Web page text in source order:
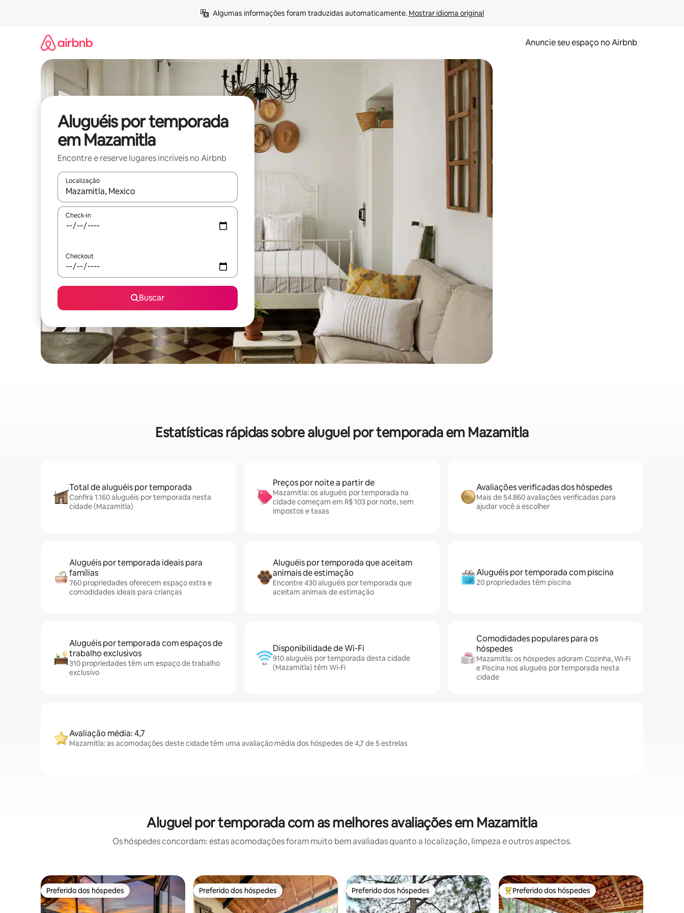
Algumas informações foram traduzidas automaticamente. Mostrar idioma original
Anuncie seu espaço no Airbnb
Aluguéis por temporada
em Mazamitla
Encontre e reserve lugares incríveis no Airbnb
Localização
Quando os resultados estiverem disponíveis, explore-os usando as seta para cima e para baixo do teclado ou tocando e deslizando o dedo na tela.
Check-in
Checkout
Buscar
Estatísticas rápidas sobre aluguel por temporada em Mazamitla
Total de aluguéis por temporada
Confira 1.160 aluguéis por temporada nesta
cidade (Mazamitla)
Preços por noite a partir de
Mazamitla: os aluguéis por temporada na
cidade começam em R$ 103 por noite, sem
impostos e taxas
Avaliações verificadas dos hóspedes
Mais de 54.860 avaliações verificadas para
ajudar você a escolher
Aluguéis por temporada ideais para
famílias
760 propriedades oferecem espaço extra e
comodidades ideais para crianças
Aluguéis por temporada que aceitam
animais de estimação
Encontre 430 aluguéis por temporada que
aceitam animais de estimação
Aluguéis por temporada com piscina
20 propriedades têm piscina
Aluguéis por temporada com espaços de
trabalho exclusivos
310 propriedades têm um espaço de trabalho
exclusivo
Disponibilidade de Wi-Fi
910 aluguéis por temporada desta cidade
(Mazamitla) têm Wi-Fi
Comodidades populares para os
hóspedes
Mazamitla: os hóspedes adoram Cozinha, Wi-Fi
e Piscina nos aluguéis por temporada nesta
cidade
Avaliação média: 4,7
Mazamitla: as acomodações deste cidade têm uma avaliação média dos hóspedes de 4,7 de 5 estrelas
Aluguel por temporada com as melhores avaliações em Mazamitla
Os hóspedes concordam: estas acomodações foram muito bem avaliadas quanto a localização, limpeza e outros aspectos.
Preferido dos hóspedes
Preferido dos hóspedes Preferido dos hóspedes
Preferido dos hóspedes Preferido dos hóspedes
Preferido dos hóspedes Entre os melhores preferidos dos hóspedes
Preferido dos hóspedes